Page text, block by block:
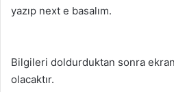
yazıp next e basalım.
Bilgileri doldurduktan sonra
olacaktır.